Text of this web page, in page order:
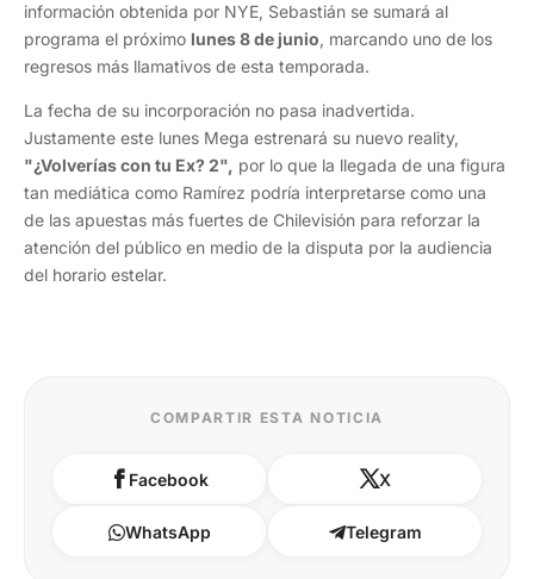
información obtenida por NYE, Sebastián se sumará al
programa el próximo lunes 8 de junio, marcando uno de los
regresos más llamativos de esta temporada.
La fecha de su incorporación no pasa inadvertida.
Justamente este lunes Mega estrenará su nuevo reality,
"¿Volverías con tu Ex? 2", por lo que la llegada de una figura
tan mediática como Ramírez podría interpretarse como una
de las apuestas más fuertes de Chilevisión para reforzar la
atención del público en medio de la disputa por la audiencia
del horario estelar.
COMPARTIR ESTA NOTICIA
Facebook X
WhatsApp Telegram